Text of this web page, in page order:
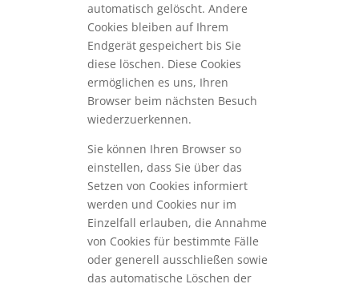
automatisch gelöscht. Andere
Cookies bleiben auf Ihrem
Endgerät gespeichert bis Sie
diese löschen. Diese Cookies
ermöglichen es uns, Ihren
Browser beim nächsten Besuch
wiederzuerkennen.
Sie können Ihren Browser so
einstellen, dass Sie über das
Setzen von Cookies informiert
werden und Cookies nur im
Einzelfall erlauben, die Annahme
von Cookies für bestimmte Fälle
oder generell ausschließen sowie
das automatische Löschen der